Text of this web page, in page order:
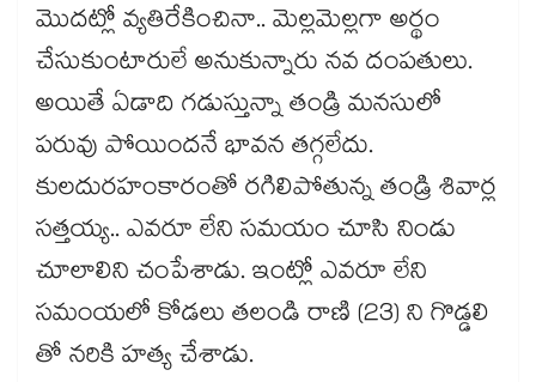
మొదట్లో వ్యతిరేకించినా.. మెల్లమెల్లగా అర్థం
చేసుకుంటారులే అనుకున్నారు నవ దంపతులు.
అయితే ఏడాది గడుస్తున్నా తండ్రి మనసులో
పరువు పోయిందనే భావన తగ్గలేదు.
కులదురహంకారంతో రగిలిపోతున్న తండ్రి శివార్ల
సత్తయ్య.. ఎవరూ లేని సమయం చూసి నిండు
చూలాలిని చంపేశాడు. ఇంట్లో ఎవరూ లేని
సమంయలో కోడలు తలండి రాణి (23) ని గొడ్డలి
తో నరికి హత్య చేశాడు.